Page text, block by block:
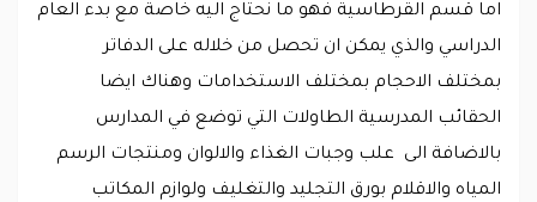
اما قسم القرطاسية فهو ما نحتاج اليه خاصة مع بدء العام
الدراسي والذي يمكن ان تحصل من خلاله على الدفاتر
بمختلف الاحجام بمختلف الاستخدامات وهناك ايضا
الحقائب المدرسية الطاولات التي توضع في المدارس
بالاضافة الى علب وجبات الغذاء والالوان ومنتجات الرسم
المياه والاقلام بورق التجليد والتغليف ولوازم المكاتب